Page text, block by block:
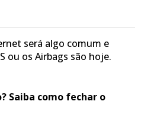
será algo comum e
ou os Airbags são hoje.
Saiba como fechar o